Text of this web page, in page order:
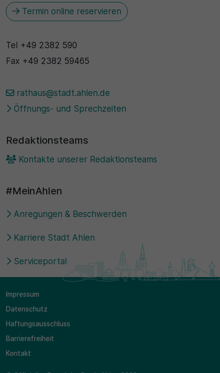
Termin online reservieren
Tel +49 2382 590
Fax +49 2382 59465
rathaus@stadt.ahlen.de
Öffnungs- und Sprechzeiten
Redaktionsteams
Kontakte unserer Redaktionsteams
#MeinAhlen
Anregungen & Beschwerden
Karriere Stadt Ahlen
Serviceportal
Impressum
Datenschutz
Haftungsausschluss
Barrierefreiheit
Kontakt